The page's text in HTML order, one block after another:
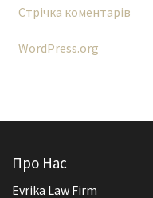
Стрічка коментарів
WordPress.org
Про Нас
Evrika Law Firm